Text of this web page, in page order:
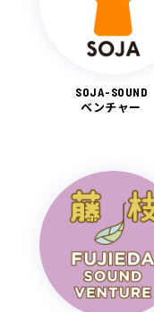
SOJA-SOUND
ベンチャー